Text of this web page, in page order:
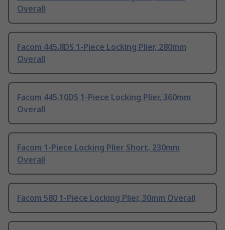
Overall
Facom 445.8DS 1-Piece Locking Plier, 280mm
Overall
Facom 445.10DS 1-Piece Locking Plier, 360mm
Overall
Facom 1-Piece Locking Plier Short, 230mm
Overall
Facom 580 1-Piece Locking Plier, 30mm Overall